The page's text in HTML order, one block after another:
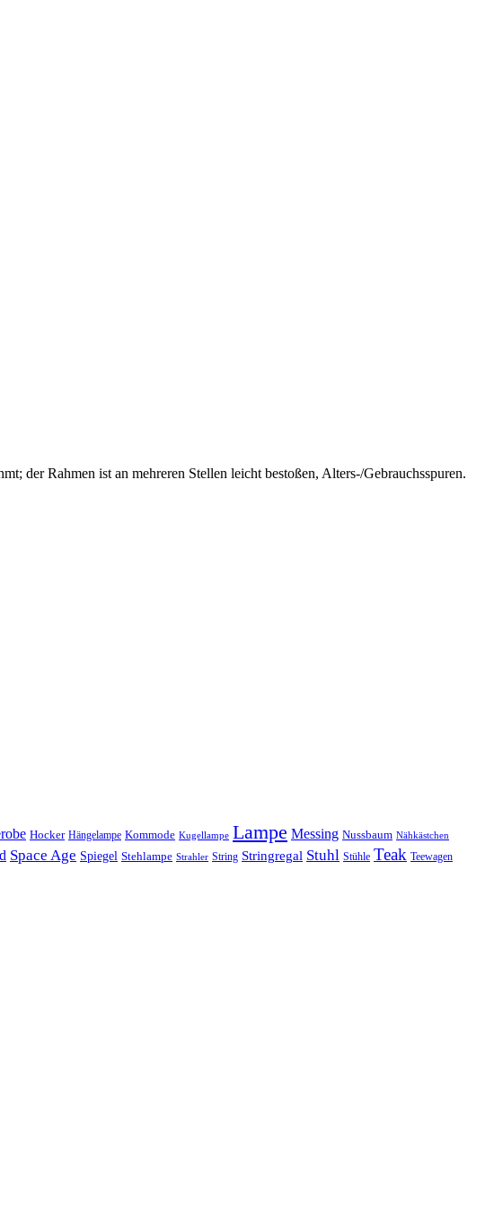
der Rahmen ist an mehreren Stellen leicht bestoßen, Alters-/Gebrauchsspuren.
Hocker Hängelampe Kommode Kugellampe Lampe Messing Nussbaum Nähkästchen
Space Age Spiegel Stehlampe Strahler String Stringregal Stuhl Stühle Teak Teewagen